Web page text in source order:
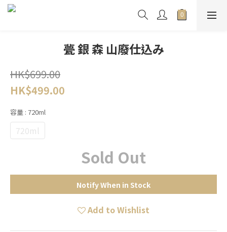
甍 銀 森 山廢仕込み
HK$699.00
HK$499.00
容量 : 720ml
720ml
Sold Out
Notify When in Stock
Add to Wishlist